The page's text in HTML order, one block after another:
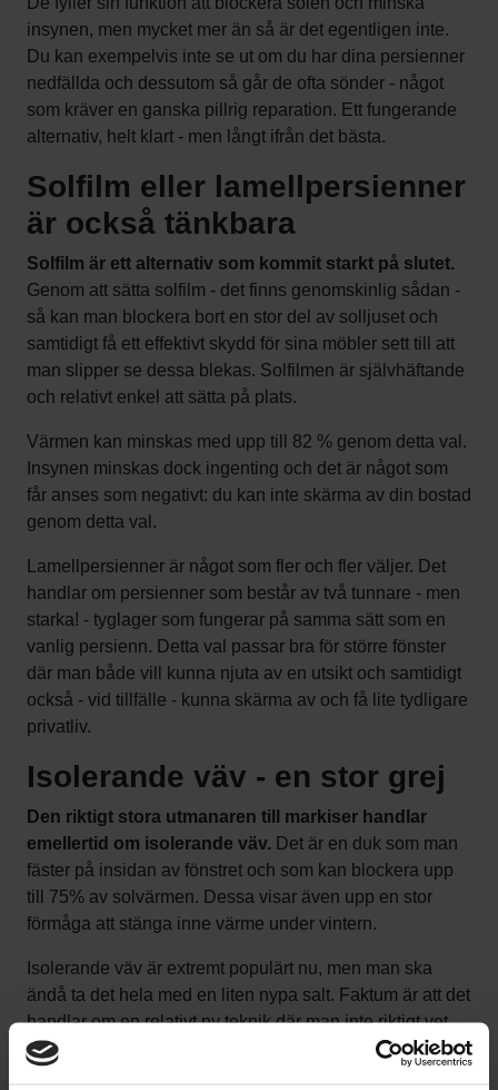
insynen, men mycket mer än så är det egentligen inte.
Du kan exempelvis inte se ut om du har dina persienner
nedfällda och dessutom så går de ofta sönder - något
som kräver en ganska pillrig reparation. Ett fungerande
alternativ, helt klart - men långt ifrån det bästa.
Solfilm eller lamellpersienner
är också tänkbara
Solfilm är ett alternativ som kommit starkt på slutet.
Genom att sätta solfilm - det finns genomskinlig sådan -
så kan man blockera bort en stor del av solljuset och
samtidigt få ett effektivt skydd för sina möbler sett till att
man slipper se dessa blekas. Solfilmen är självhäftande
och relativt enkel att sätta på plats.
Värmen kan minskas med upp till 82 % genom detta val.
Insynen minskas dock ingenting och det är något som
får anses som negativt: du kan inte skärma av din bostad
genom detta val.
Lamellpersienner är något som fler och fler väljer. Det
handlar om persienner som består av två tunnare - men
starka! - tyglager som fungerar på samma sätt som en
vanlig persienn. Detta val passar bra för större fönster
där man både vill kunna njuta av en utsikt och samtidigt
också - vid tillfälle - kunna skärma av och få lite tydligare
privatliv.
Isolerande väv - en stor grej
Den riktigt stora utmanaren till markiser handlar
emellertid om isolerande väv. Det är en duk som man
fäster på insidan av fönstret och som kan blockera upp
till 75% av solvärmen. Dessa visar även upp en stor
förmåga att stänga inne värme under vintern.
Isolerande väv är extremt populärt nu, men man ska
ändå ta det hela med en liten nypa salt. Faktum är att det
handlar om en relativt ny teknik där man inte riktigt vet
hur länge dessa håller sett över tid. Då det dessutom